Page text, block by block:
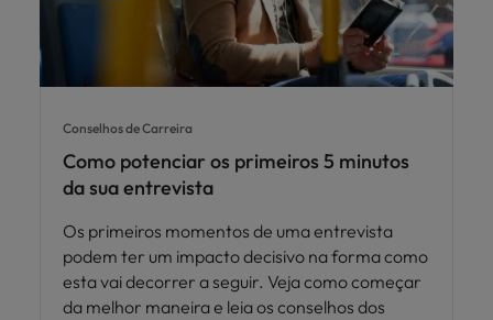
Conselhos de Carreira
Como potenciar os primeiros 5 minutos
da sua entrevista
Os primeiros momentos de uma entrevista
podem ter um impacto decisivo na forma como
esta vai decorrer a seguir. Veja como começar
da melhor maneira e leia os conselhos dos